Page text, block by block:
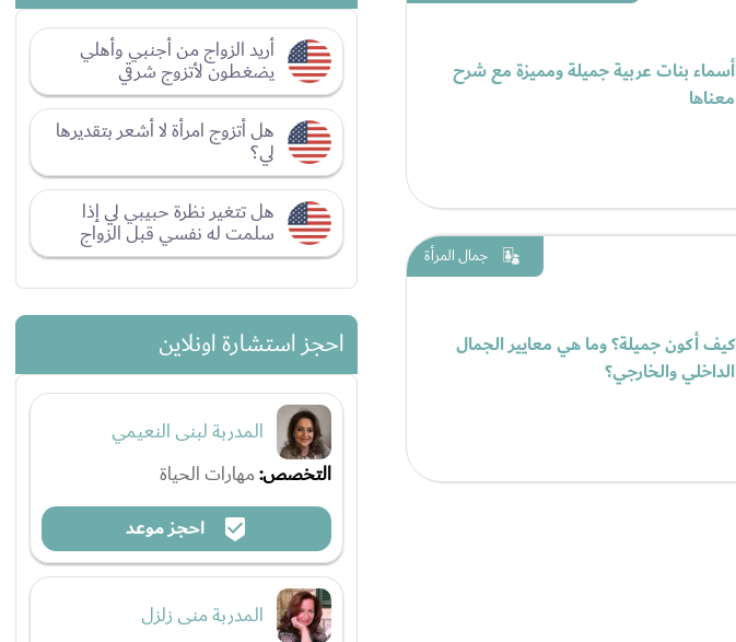
أسماء بنات عربية جميلة ومميزة مع شرح
معناها
جمال المرأة
كيف أكون جميلة؟ وما هي معايير الجمال
الداخلي والخارجي؟
أريد الزواج من أجنبي وأهلي
يضغطون لأتزوج شرقي
هل أتزوج امرأة لا أشعر بتقديرها
لي؟
هل تتغير نظرة حبيبي لي إذا
سلمت له نفسي قبل الزواج
احجز استشارة اونلاين
المدربة لبنى النعيمي
التخصص:مهارات الحياة
احجز موعد
المدربة منى زلزل